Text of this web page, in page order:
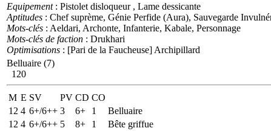
Equipement: Pistolet disloqueur , Lame dessicante
Aptitudes : Chef suprème, Génie Perfide (Aura), Sauvegarde
Mots-clés : Aeldari, Archonte, Infanterie, Kabale, Personnage
Mots-clés de faction : Drukhari
Optimisations : [Pari de la Faucheuse] Archipillard
Belluaire (7)
120
M E SV PV CD CO
12 4 6+/6++ 3 6+ 1
Belluaire
12 4 6+/6++ 5 8+ 1
Bête griffue